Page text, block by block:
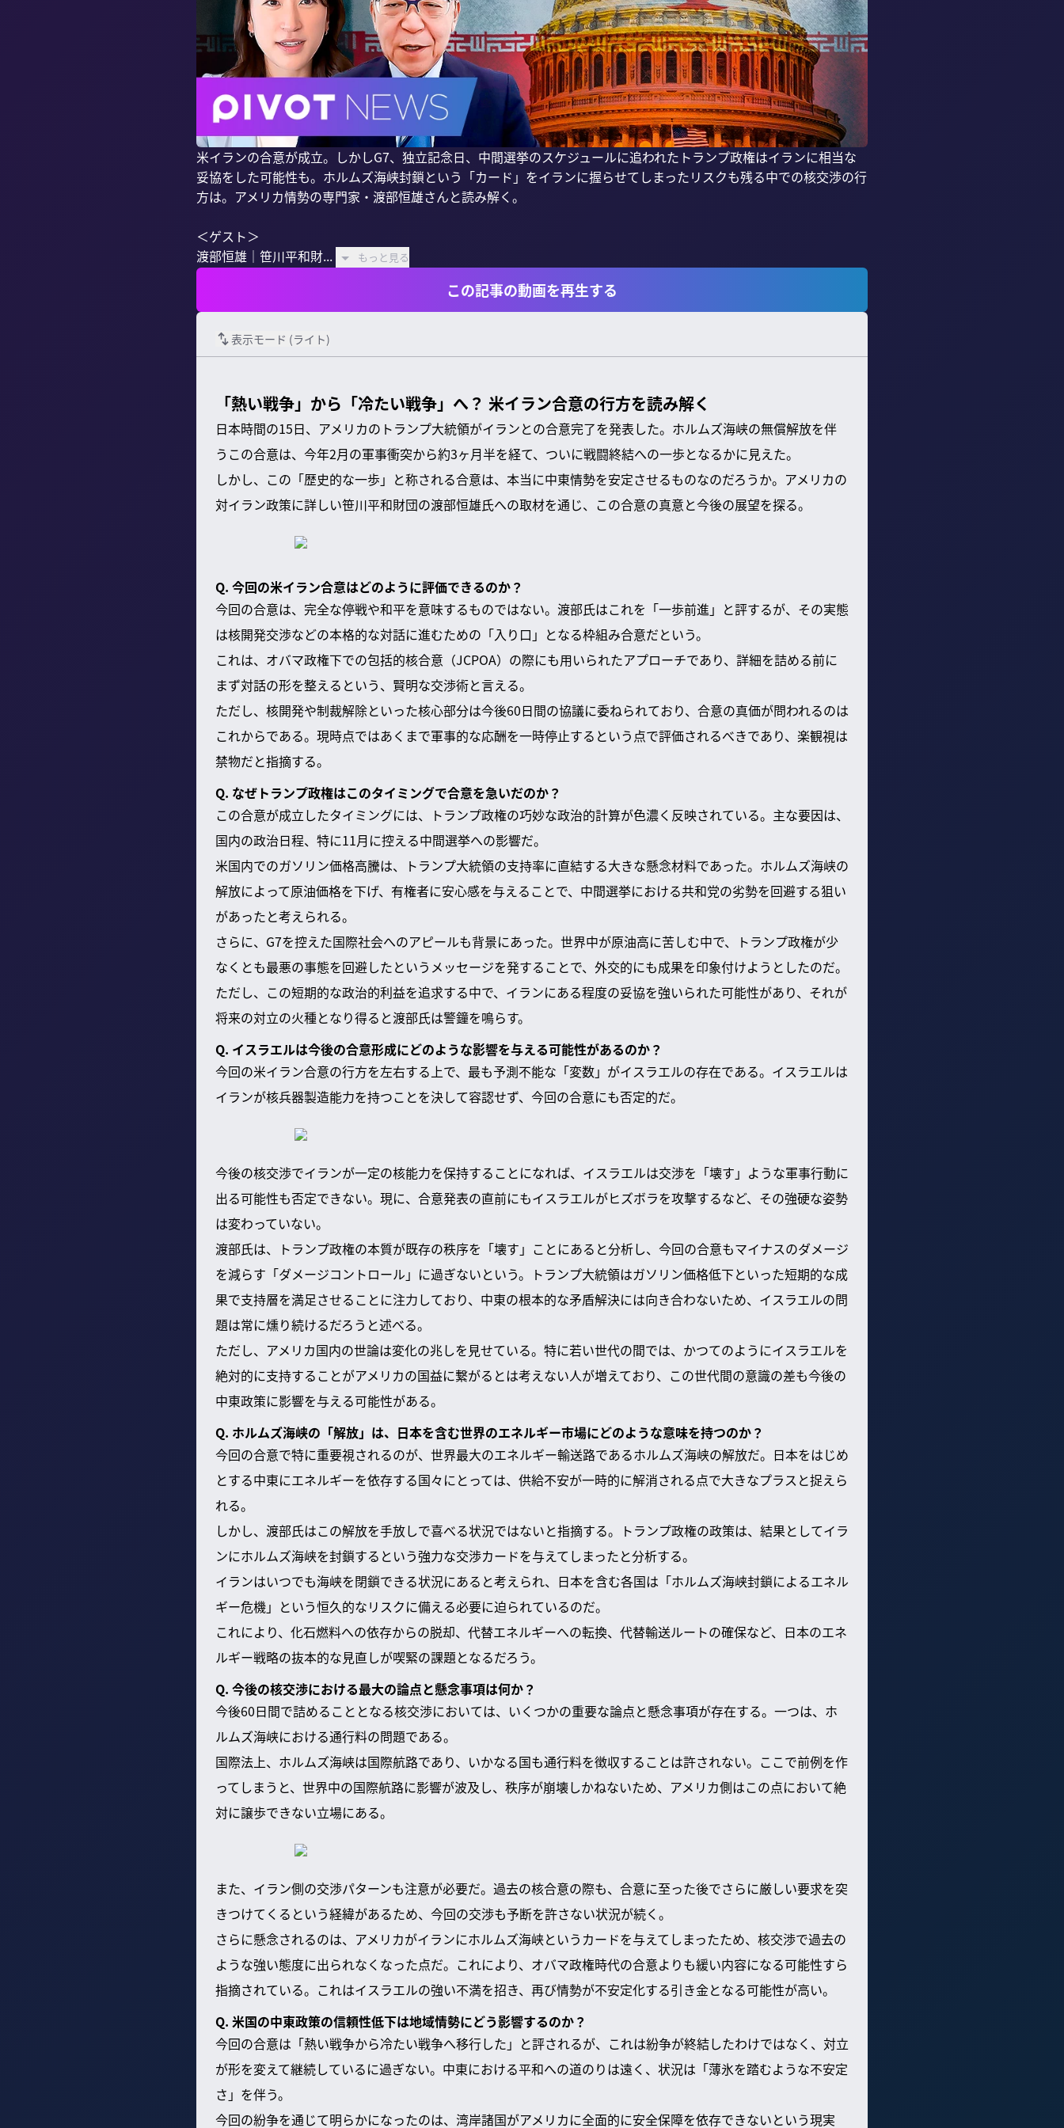
米イランの合意が成立。しかしG7、独立記念日、中間選挙のスケジュールに追われたトランプ政権はイランに相当な
妥協をした可能性も。ホルムズ海峡封鎖という「カード」をイランに握らせてしまったリスクも残る中での核交渉の行
方は。アメリカ情勢の専門家・渡部恒雄さんと読み解く。
＜ゲスト＞
渡部恒雄｜笹川平和財...
もっと見る
この記事の動画を再生する
表示モード (ライト)
「熱い戦争」から「冷たい戦争」へ？ 米イラン合意の行方を読み解く
日本時間の15日、アメリカのトランプ大統領がイランとの合意完了を発表した。ホルムズ海峡の無償解放を伴
うこの合意は、今年2月の軍事衝突から約3ヶ月半を経て、ついに戦闘終結への一歩となるかに見えた。
しかし、この「歴史的な一歩」と称される合意は、本当に中東情勢を安定させるものなのだろうか。アメリカの
対イラン政策に詳しい笹川平和財団の渡部恒雄氏への取材を通じ、この合意の真意と今後の展望を探る。
Q. 今回の米イラン合意はどのように評価できるのか？
今回の合意は、完全な停戦や和平を意味するものではない。渡部氏はこれを「一歩前進」と評するが、その実態
は核開発交渉などの本格的な対話に進むための「入り口」となる枠組み合意だという。
これは、オバマ政権下での包括的核合意（JCPOA）の際にも用いられたアプローチであり、詳細を詰める前に
まず対話の形を整えるという、賢明な交渉術と言える。
ただし、核開発や制裁解除といった核心部分は今後60日間の協議に委ねられており、合意の真価が問われるのは
これからである。現時点ではあくまで軍事的な応酬を一時停止するという点で評価されるべきであり、楽観視は
禁物だと指摘する。
Q. なぜトランプ政権はこのタイミングで合意を急いだのか？
この合意が成立したタイミングには、トランプ政権の巧妙な政治的計算が色濃く反映されている。主な要因は、
国内の政治日程、特に11月に控える中間選挙への影響だ。
米国内でのガソリン価格高騰は、トランプ大統領の支持率に直結する大きな懸念材料であった。ホルムズ海峡の
解放によって原油価格を下げ、有権者に安心感を与えることで、中間選挙における共和党の劣勢を回避する狙い
があったと考えられる。
さらに、G7を控えた国際社会へのアピールも背景にあった。世界中が原油高に苦しむ中で、トランプ政権が少
なくとも最悪の事態を回避したというメッセージを発することで、外交的にも成果を印象付けようとしたのだ。
ただし、この短期的な政治的利益を追求する中で、イランにある程度の妥協を強いられた可能性があり、それが
将来の対立の火種となり得ると渡部氏は警鐘を鳴らす。
Q. イスラエルは今後の合意形成にどのような影響を与える可能性があるのか？
今回の米イラン合意の行方を左右する上で、最も予測不能な「変数」がイスラエルの存在である。イスラエルは
イランが核兵器製造能力を持つことを決して容認せず、今回の合意にも否定的だ。
今後の核交渉でイランが一定の核能力を保持することになれば、イスラエルは交渉を「壊す」ような軍事行動に
出る可能性も否定できない。現に、合意発表の直前にもイスラエルがヒズボラを攻撃するなど、その強硬な姿勢
は変わっていない。
渡部氏は、トランプ政権の本質が既存の秩序を「壊す」ことにあると分析し、今回の合意もマイナスのダメージ
を減らす「ダメージコントロール」に過ぎないという。トランプ大統領はガソリン価格低下といった短期的な成
果で支持層を満足させることに注力しており、中東の根本的な矛盾解決には向き合わないため、イスラエルの問
題は常に燻り続けるだろうと述べる。
ただし、アメリカ国内の世論は変化の兆しを見せている。特に若い世代の間では、かつてのようにイスラエルを
絶対的に支持することがアメリカの国益に繋がるとは考えない人が増えており、この世代間の意識の差も今後の
中東政策に影響を与える可能性がある。
Q. ホルムズ海峡の「解放」は、日本を含む世界のエネルギー市場にどのような意味を持つのか？
今回の合意で特に重要視されるのが、世界最大のエネルギー輸送路であるホルムズ海峡の解放だ。日本をはじめ
とする中東にエネルギーを依存する国々にとっては、供給不安が一時的に解消される点で大きなプラスと捉えら
れる。
しかし、渡部氏はこの解放を手放しで喜べる状況ではないと指摘する。トランプ政権の政策は、結果としてイラ
ンにホルムズ海峡を封鎖するという強力な交渉カードを与えてしまったと分析する。
イランはいつでも海峡を閉鎖できる状況にあると考えられ、日本を含む各国は「ホルムズ海峡封鎖によるエネル
ギー危機」という恒久的なリスクに備える必要に迫られているのだ。
これにより、化石燃料への依存からの脱却、代替エネルギーへの転換、代替輸送ルートの確保など、日本のエネ
ルギー戦略の抜本的な見直しが喫緊の課題となるだろう。
Q. 今後の核交渉における最大の論点と懸念事項は何か？
今後60日間で詰めることとなる核交渉においては、いくつかの重要な論点と懸念事項が存在する。一つは、ホ
ルムズ海峡における通行料の問題である。
国際法上、ホルムズ海峡は国際航路であり、いかなる国も通行料を徴収することは許されない。ここで前例を作
ってしまうと、世界中の国際航路に影響が波及し、秩序が崩壊しかねないため、アメリカ側はこの点において絶
対に譲歩できない立場にある。
また、イラン側の交渉パターンも注意が必要だ。過去の核合意の際も、合意に至った後でさらに厳しい要求を突
きつけてくるという経緯があるため、今回の交渉も予断を許さない状況が続く。
さらに懸念されるのは、アメリカがイランにホルムズ海峡というカードを与えてしまったため、核交渉で過去の
ような強い態度に出られなくなった点だ。これにより、オバマ政権時代の合意よりも緩い内容になる可能性すら
指摘されている。これはイスラエルの強い不満を招き、再び情勢が不安定化する引き金となる可能性が高い。
Q. 米国の中東政策の信頼性低下は地域情勢にどう影響するのか？
今回の合意は「熱い戦争から冷たい戦争へ移行した」と評されるが、これは紛争が終結したわけではなく、対立
が形を変えて継続しているに過ぎない。中東における平和への道のりは遠く、状況は「薄氷を踏むような不安定
さ」を伴う。
今回の紛争を通じて明らかになったのは、湾岸諸国がアメリカに全面的に安全保障を依存できないという現実